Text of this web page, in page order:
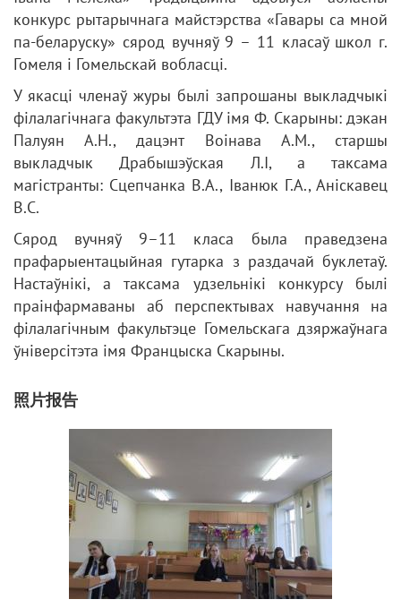
конкурс рытарычнага майстэрства «Гавары са мной
па-беларуску» сярод вучняў 9 – 11 класаў школ г.
Гомеля і Гомельскай вобласці.
У якасці членаў журы былі запрошаны выкладчыкі
філалагічнага факультэта ГДУ імя Ф. Скарыны: дэкан
Палуян А.Н., дацэнт Воінава А.М., старшы
выкладчык Драбышэўская Л.І, а таксама
магістранты: Сцепчанка В.A., Іванюк Г.А., Аніскавец
В.С.
Сярод вучняў 9–11 класа была праведзена
прафарыентацыйная гутарка з раздачай буклетаў.
Настаўнікі, а таксама удзельнікі конкурсу былі
праінфармаваны аб перспектывах навучання на
філалагічным факультэце Гомельскага дзяржаўнага
ўніверсітэта імя Францыска Скарыны.
照片报告